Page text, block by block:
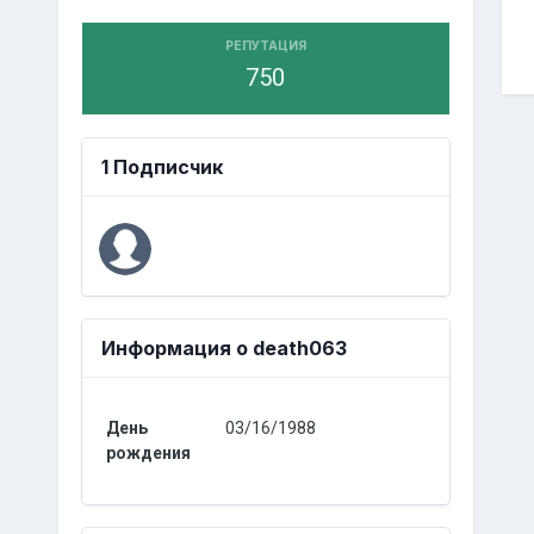
РЕПУТАЦИЯ
750
1 Подписчик
Информация о death063
День
рождения
03/16/1988